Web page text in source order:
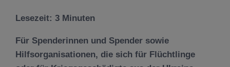
Lesezeit: 3 Minuten
Für Spenderinnen und Spender sowie
Hilfsorganisationen, die sich für Flüchtlinge